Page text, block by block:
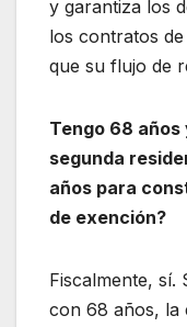
y garantiza los
los contratos
que su flujo de
Tengo 68 años
segunda
años para
de exención?
Fiscalmente, sí.
con 68 años, la